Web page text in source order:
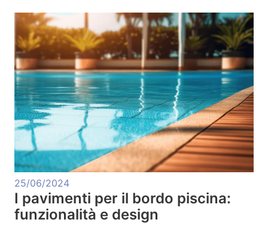
25/06/2024
I pavimenti per il bordo piscina:
funzionalità e design